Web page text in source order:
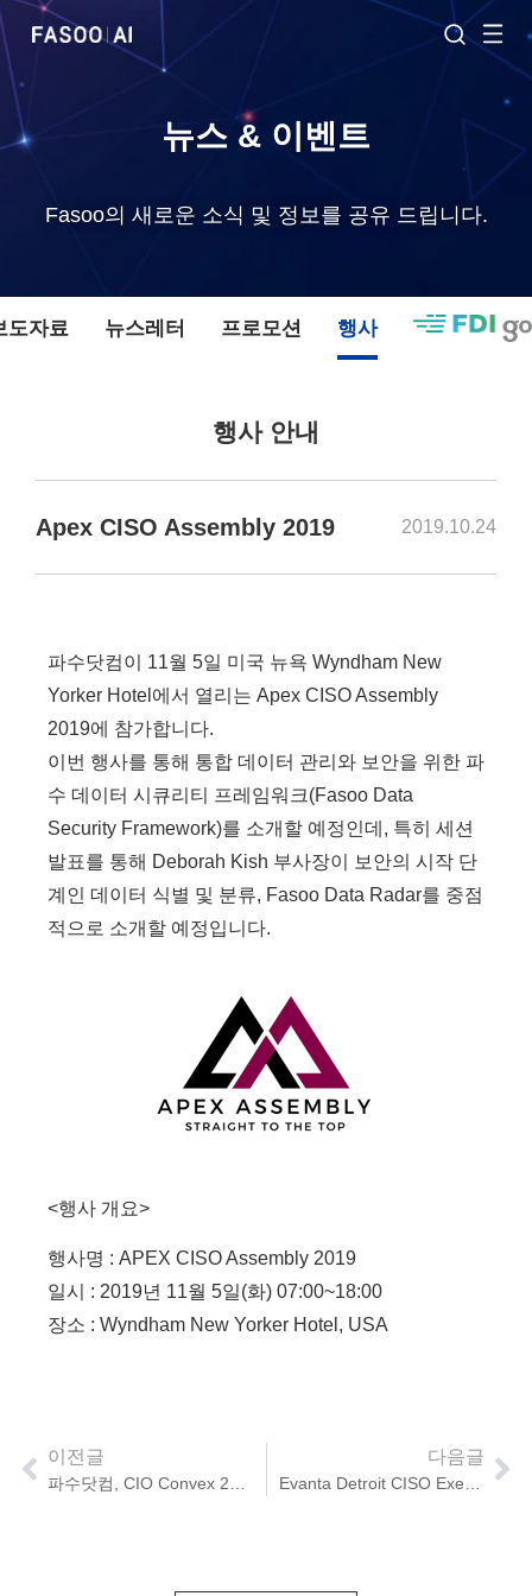
뉴스 & 이벤트
Fasoo의 새로운 소식 및 정보를 공유 드립니다.
도자료 뉴스레터 프로모션 행사
행사 안내
Apex CISO Assembly 2019 2019.10.24
파수닷컴이 11월 5일 미국 뉴욕 Wyndham New
Yorker Hotel에서 열리는 Apex CISO Assembly
2019에 참가합니다.
이번 행사를 통해 통합 데이터 관리와 보안을 위한 파
수 데이터 시큐리티 프레임워크(Fasoo Data
Security Framework)를 소개할 예정인데, 특히 세션
발표를 통해 Deborah Kish 부사장이 보안의 시작 단
계인 데이터 식별 및 분류, Fasoo Data Radar를 중점
적으로 소개할 예정입니다.
<행사 개요>
행사명 : APEX CISO Assembly 2019
일시 : 2019년 11월 5일(화) 07:00~18:00
장소 : Wyndham New Yorker Hotel, USA
이전글 다음글